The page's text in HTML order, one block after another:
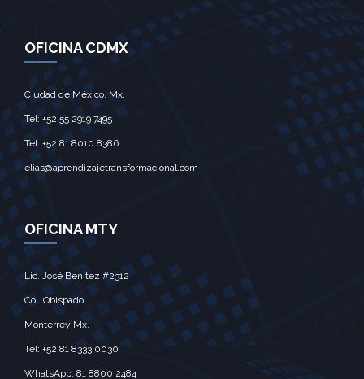
OFICINA CDMX
Ciudad de México, Mx.‎
Tel: +52 55 2919 7495‎
Tel: +52 81 8010 8386
elias@aprendizajetransformacional.com
OFICINA MTY
Lic. José Benitez #2312
Col. Obispado
Monterrey Mx.‎
Tel: +52 81 8333 0030
WhatsApp: 81 8800 2484